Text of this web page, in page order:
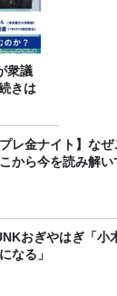
衆議
きは
プレ金ナイト】な
から今を読み解い
おぎやはぎ「小
なる」